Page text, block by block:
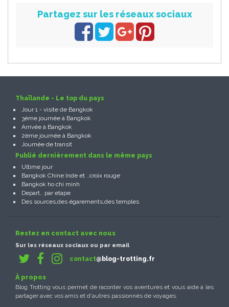
Partagez sur les réseaux sociaux
Thaïlande - Le top du pays
Jour 1 - visite de Bangkok
3ème journée à Bangkok
Arrivée à Bangkok
2ème journée à Bangkok
Journée de transit
Publié dernièrement dans le même pays
Ultime jour
Bangkok Chine Inde et ..croix rouge
Bangkok ho chi minh
Depart.. par etape
Des sources,des égarements,des temples
Restez en contact avec nous
Sur les réseaux sociaux ou par email
contact@blog-trotting.fr
À propos
Blog Trotting vous permet de raconter vos aventures et vous aide à les
partager avec vos amis et d'autres passionnés de voyages.